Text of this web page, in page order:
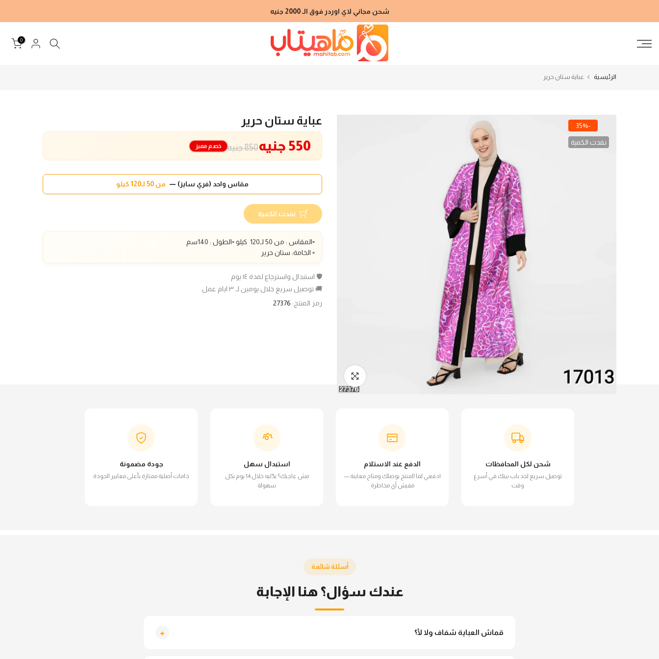
إلى
شحن مجاني لاي اوردر فوق الـ 2000 جنيه
0
الرئيسية عباية ستان حرير
-35%
نفدت الكمية
انقر للتكبير
عباية ستان حرير
850 جنيه 550 جنيه خصم مميز
مقاس واحد (فري سايز) — من 50 لـ120 كيلو
نفدت الكمية
▫️المقاس : من 50 لـ1 20 كيلو ▫️الطول : 140سم
▫️ الخامة: ستان حرير
🛡️ استبدال واسترجاع لمدة ١٤ يوم
🚚 توصيل سريع خلال يومين لـ ٣ ايام عمل
رمز المنتج: 27376
شحن لكل المحافظات
توصيل سريع لحد باب بيتك في أسرع
وقت
الدفع عند الاستلام
ادفعي لما المنتج يوصلك ومتاح معاينة —
مفيش أي مخاطرة
استبدال سهل
مش عاجبك؟ بدّليه خلال 14 يوم بكل
سهولة
جودة مضمونة
خامات أصلية ممتازة بأعلى معايير الجودة
أسئلة شائعة
عندك سؤال؟ هنا الإجابة
قماش العباية شفاف ولا لأ؟ +